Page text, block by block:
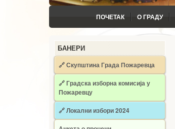
ПОЧЕТАК О ГРАДУ
БАНЕРИ
🔗 Скупштина Града Пожаревца
🔗Градска изборна комисија у
Пожаревцу
🔗 Локални избори 2024